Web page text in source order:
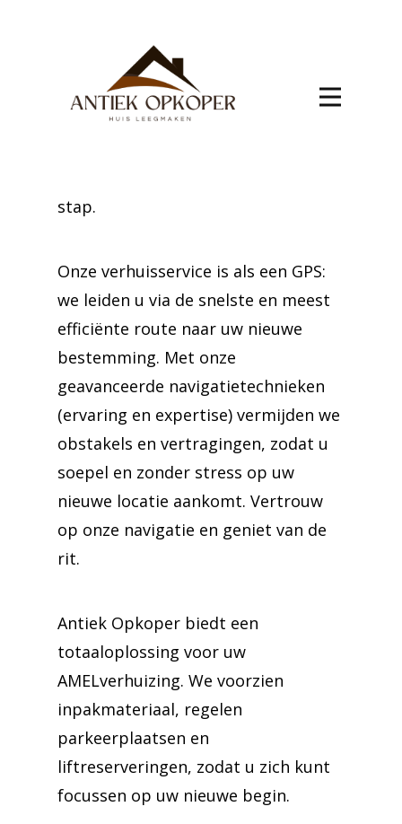
Maak uw overgang naar AMEL
naadloos met onze gespecialiseerde
verhuisservices. Van zorgvuldige
stap.
Onze verhuisservice is als een GPS:
we leiden u via de snelste en meest
efficiënte route naar uw nieuwe
bestemming. Met onze
geavanceerde navigatietechnieken
(ervaring en expertise) vermijden we
obstakels en vertragingen, zodat u
soepel en zonder stress op uw
nieuwe locatie aankomt. Vertrouw
op onze navigatie en geniet van de
rit.
Antiek Opkoper biedt een
totaaloplossing voor uw
AMELverhuizing. We voorzien
inpakmateriaal, regelen
parkeerplaatsen en
liftreserveringen, zodat u zich kunt
focussen op uw nieuwe begin.